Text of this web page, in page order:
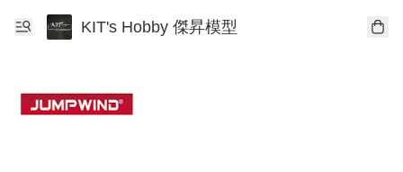
KIT's Hobby 傑昇模型